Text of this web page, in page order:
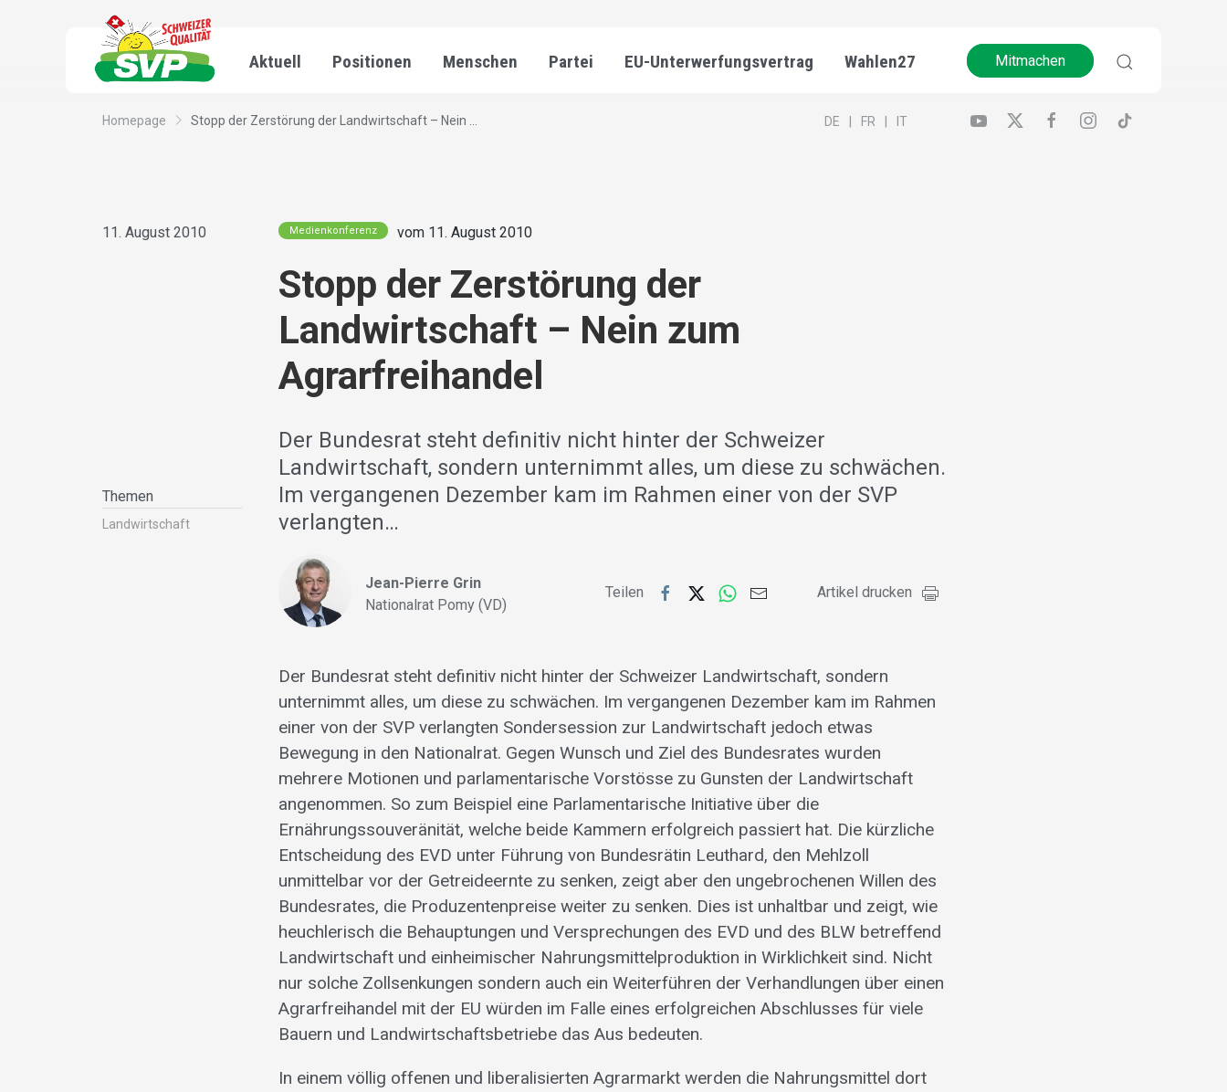
Aktuell Positionen Menschen Partei EU-Unterwerfungsvertrag Wahlen27 Mitmachen
Homepage Stopp der Zerstörung der Landwirtschaft – Nein ... DE FR IT
11. August 2010
Themen
Landwirt­schaft
Medienkonferenz vom 11. August 2010
Stopp der Zerstörung der
Landwirtschaft – Nein zum
Agrarfreihandel
Der Bundesrat steht definitiv nicht hinter der Schweizer
Landwirtschaft, sondern unternimmt alles, um diese zu schwächen.
Im vergangenen Dezember kam im Rahmen einer von der SVP
verlangten…
Jean-Pierre Grin
Nationalrat Pomy (VD)
Teilen Artikel drucken
Der Bundesrat steht definitiv nicht hinter der Schweizer Landwirtschaft, sondern
unternimmt alles, um diese zu schwächen. Im vergangenen Dezember kam im Rahmen
einer von der SVP verlangten Sondersession zur Landwirtschaft jedoch etwas
Bewegung in den Nationalrat. Gegen Wunsch und Ziel des Bundesrates wurden
mehrere Motionen und parlamentarische Vorstösse zu Gunsten der Landwirtschaft
angenommen. So zum Beispiel eine Parlamentarische Initiative über die
Ernährungssouveränität, welche beide Kammern erfolgreich passiert hat. Die kürzliche
Entscheidung des EVD unter Führung von Bundesrätin Leuthard, den Mehlzoll
unmittelbar vor der Getreideernte zu senken, zeigt aber den ungebrochenen Willen des
Bundesrates, die Produzentenpreise weiter zu senken. Dies ist unhaltbar und zeigt, wie
heuchlerisch die Behauptungen und Versprechungen des EVD und des BLW betreffend
Landwirtschaft und einheimischer Nahrungsmittelproduktion in Wirklichkeit sind. Nicht
nur solche Zollsenkungen sondern auch ein Weiterführen der Verhandlungen über einen
Agrarfreihandel mit der EU würden im Falle eines erfolgreichen Abschlusses für viele
Bauern und Landwirtschaftsbetriebe das Aus bedeuten.
In einem völlig offenen und liberalisierten Agrarmarkt werden die Nahrungsmittel dort